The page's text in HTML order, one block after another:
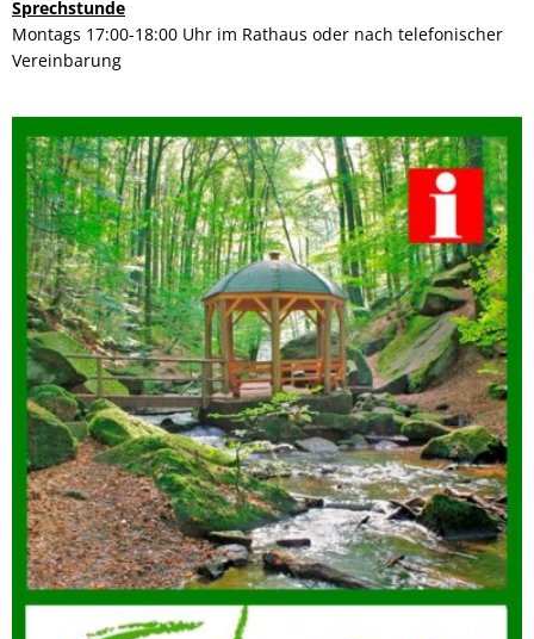
Sprechstunde
Montags 17:00-18:00 Uhr im Rathaus oder nach telefonischer
Vereinbarung